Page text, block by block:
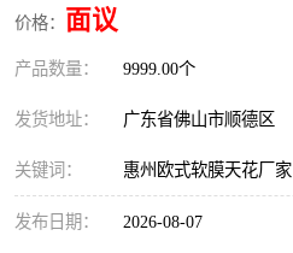
价格： 面议
产品数量： 9999.00个
发货地址： 广东省佛山市顺德区
关键词： 惠州欧式软膜天花厂家
发布日期： 2026-08-07